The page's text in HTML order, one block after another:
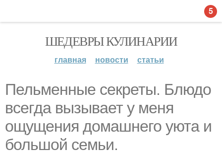
ШЕДЕВРЫ КУЛИНАРИИ
главная новости статьи
Пельменные секреты. Блюдо
всегда вызывает у меня
ощущения домашнего уюта и
большой семьи.
5